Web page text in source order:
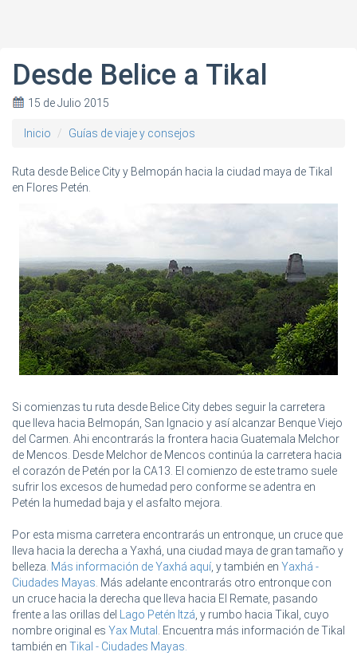
Desde Belice a Tikal
15 de Julio 2015
Inicio Guías de viaje y consejos
Ruta desde Belice City y Belmopán hacia la ciudad maya de Tikal
en Flores Petén.
Si comienzas tu ruta desde Belice City debes seguir la carretera
que lleva hacia Belmopán, San Ignacio y así alcanzar Benque Viejo
del Carmen. Ahi encontrarás la frontera hacia Guatemala Melchor
de Mencos. Desde Melchor de Mencos continúa la carretera hacia
el corazón de Petén por la CA13. El comienzo de este tramo suele
sufrir los excesos de humedad pero conforme se adentra en
Petén la humedad baja y el asfalto mejora.
Por esta misma carretera encontrarás un entronque, un cruce que
lleva hacia la derecha a Yaxhá, una ciudad maya de gran tamaño y
belleza. Más información de Yaxhá aquí , y también en Yaxhá -
Ciudades Mayas . Más adelante encontrarás otro entronque con
un cruce hacia la derecha que lleva hacia El Remate, pasando
frente a las orillas del
Lago Petén Itzá , y rumbo hacia Tikal, cuyo
nombre original es Yax Mutal
. Encuentra más información de Tikal
también en Tikal - Ciudades Mayas.